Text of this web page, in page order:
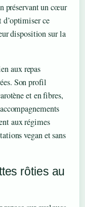
préservant un cœur
d’optimiser ce
disposition sur la
aux repas
Son profil
et en fibres,
aux régimes
vegan et sans
rôties au